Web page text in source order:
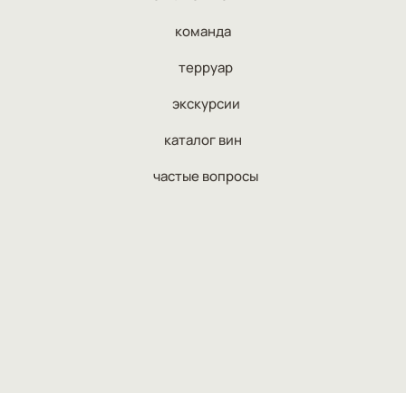
команда
терруар
экскурсии
каталог вин
частые вопросы